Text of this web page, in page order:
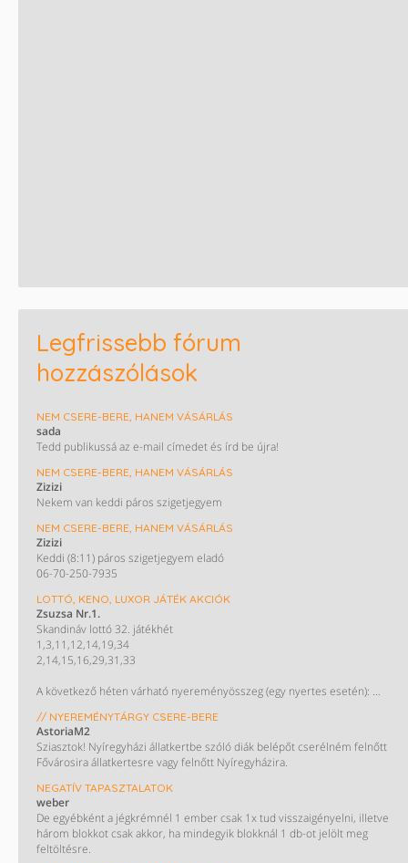
Legfrissebb fórum
hozzászólások
NEM CSERE-BERE, HANEM VÁSÁRLÁS
sada
Tedd publikussá az e-mail címedet és írd be újra!
NEM CSERE-BERE, HANEM VÁSÁRLÁS
Zizizi
Nekem van keddi páros szigetjegyem
NEM CSERE-BERE, HANEM VÁSÁRLÁS
Zizizi
Keddi (8:11) páros szigetjegyem eladó
06-70-250-7935
LOTTÓ, KENO, LUXOR JÁTÉK AKCIÓK
Zsuzsa Nr.1.
Skandináv lottó 32. játékhét
1,3,11,12,14,19,34
2,14,15,16,29,31,33
A következő héten várható nyereményösszeg (egy nyertes esetén):
// NYEREMÉNYTÁRGY CSERE-BERE
AstoriaM2
Sziasztok! Nyíregyházi állatkertbe szóló diák belépőt cserélném felnőtt
Fővárosira állatkertesre vagy felnőtt Nyíregyházira.
NEGATÍV TAPASZTALATOK
weber
De egyébként a jégkrémnél 1 ember csak 1x tud visszaigényelni, illetve
három blokkot csak akkor, ha mindegyik blokknál 1 db-ot jelölt meg
feltöltésre.